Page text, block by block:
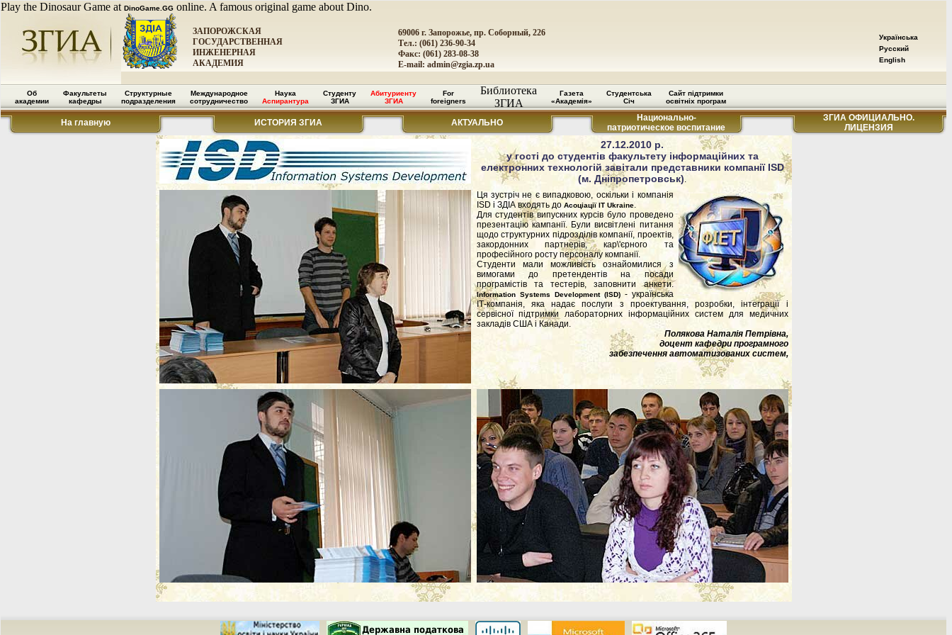
Play the Dinosaur Game at DinoGame.GG online. A famous original game about Dino.
ЗАПОРОЖСКАЯ
ГОСУДАРСТВЕННАЯ
ИНЖЕНЕРНАЯ
АКАДЕМИЯ
69006 г. Запорожье, пр. Соборный, 226
Тел.: (061) 236-90-34
Факс: (061) 283-08-38
E-mail: admin@zgia.zp.ua
Українська
Русский
English
Об
академии
Факультеты
кафедры
Структурные
подразделения
Международное
сотрудничество
Наука
Аспирантура
Студенту
ЗГИА
Абитуриенту
ЗГИА
For
foreigners
Библиотека
ЗГИА
Газета
«Академія»
Студентська
Січ
Сайт підтримки
освітніх програм
На главную ИСТОРИЯ ЗГИА АКТУАЛЬНО
Национально-
патриотическое воспитание
ЗГИА ОФИЦИАЛЬНО.
ЛИЦЕНЗИЯ
27.12.2010 р.
у гості до студентів факультету інформаційних та
електронних технологій завітали представники компанії ISD
(м. Дніпропетровськ).
Ця зустріч не є випадковою, оскільки і компанія
ISD і ЗДІА входять доАсоціації ІТ Ukraine.
Для студентів випускних курсів було проведено
презентацію кампанії. Були висвітлені питання
щодо структурних підрозділів компанії, проектів,
закордонних партнерів, кар\'єрного та
професійного росту персоналу компанії.
Студенти мали можливість ознайомилися з
вимогами до претендентів на посади
програмістів та тестерів, заповнити анкети.
Information Systems Development (ISD)- українська
ІТ-компанія, яка надає послуги з проектування, розробки, інтеграції і
сервісної підтримки лабораторних інформаційних систем для медичних
закладів США і Канади.
Полякова Наталія Петрівна,
доцент кафедри програмного
забезпечення автоматизованих систем,